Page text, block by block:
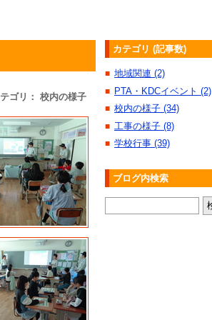
ゴリ： 校内の様子
カテゴリ (記事数)
■ 地域関連 (2)
■ PTA・KDCイベント (2)
■ 校内の様子 (34)
■ 工事の様子 (8)
■ 学校行事 (39)
ブログ内検索